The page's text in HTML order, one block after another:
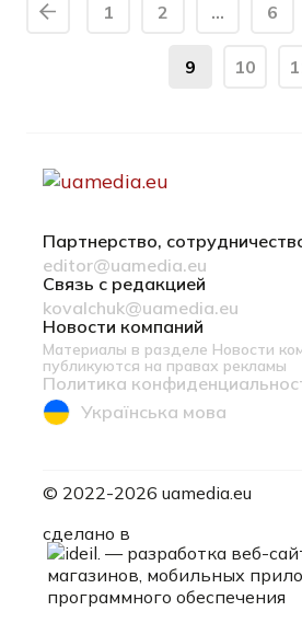
1 2 … 6
9 10
Партнерство,
editor@uamedia.eu
Связь с редакцией
kovalchuk@uamedia.eu
Новости компаний
Материалы в разделе Новости
публикуются на правах рекламы
Политика
Українська мова
© 2022-2026 uamedia.eu
сделано в